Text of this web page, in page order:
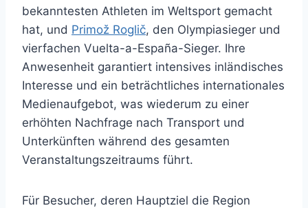
bekanntesten Athleten im Weltsport gemacht
hat, und Primož Roglič, den Olympiasieger und
vierfachen Vuelta-a-España-Sieger. Ihre
Anwesenheit garantiert intensives inländisches
Interesse und ein beträchtliches internationales
Medienaufgebot, was wiederum zu einer
erhöhten Nachfrage nach Transport und
Unterkünften während des gesamten
Veranstaltungszeitraums führt.
Für Besucher, deren Hauptziel die Region